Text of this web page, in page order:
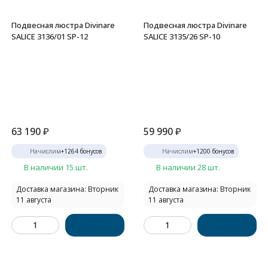
Подвесная люстра Divinare
SALICE 3136/01 SP-12
63 190₽
Начислим+1264 бонусов
В наличии 15 шт.
Доставка магазина: Вторник
11 августа
Подвесная люстра Divinare
SALICE 3135/26 SP-10
59 990₽
Начислим+1200 бонусов
В наличии 28 шт.
Доставка магазина: Вторник
11 августа